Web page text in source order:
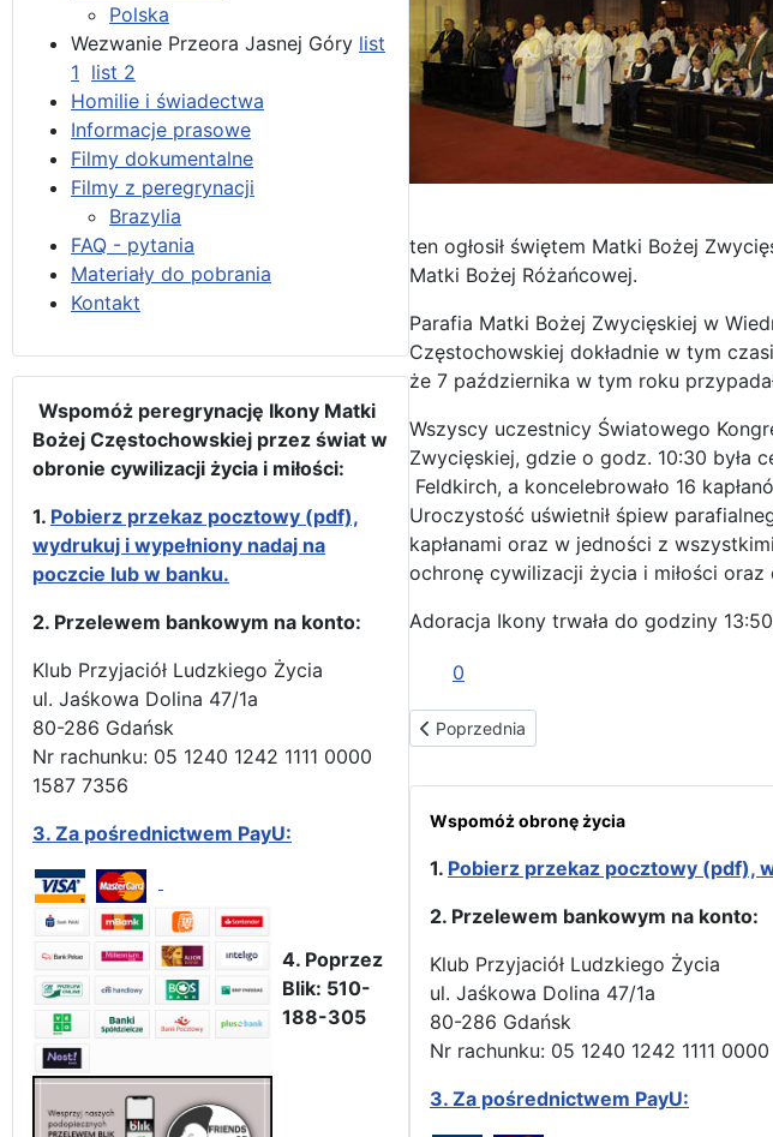
Polska
Wezwanie Przeora Jasnej Góry list
1 list 2
Homilie i świadectwa
Informacje prasowe
Filmy dokumentalne
Filmy z peregrynacji
Brazylia
FAQ - pytania
Materiały do pobrania
Kontakt
Wspomóż peregrynację Ikony Matki
Bożej Częstochowskiej przez świat w
obronie cywilizacji życia i miłości:
1. Pobierz przekaz pocztowy (pdf),
wydrukuj i wypełniony nadaj na
poczcie lub w banku.
2. Przelewem bankowym na konto:
Klub Przyjaciół Ludzkiego Życia
ul. Jaśkowa Dolina 47/1a
80-286 Gdańsk
Nr rachunku: 05 1240 1242 1111 0000
1587 7356
3. Za pośrednictwem PayU:
4. Poprzez
Blik: 510-
188-305
ten ogłosił świętem Matki Bożej
Matki Bożej Różańcowej.
Parafia Matki Bożej Zwycięskiej w
Częstochowskiej dokładnie w tym
że 7 października w tym roku
Wszyscy uczestnicy Światowego
Zwycięskiej, gdzie o godz. 10:30 była
Feldkirch, a koncelebrowało 16
Uroczystość uświetnił śpiew
kapłanami oraz w jedności z
ochronę cywilizacji życia i miłości oraz
Adoracja Ikony trwała do godziny
0
Poprzednia strona: Wiedeń – Królowa Polski
Poprzednia
Wspomóż obronę życia
1. Pobierz przekaz pocztowy (pdf),
2. Przelewem bankowym na konto:
Klub Przyjaciół Ludzkiego Życia
ul. Jaśkowa Dolina 47/1a
80-286 Gdańsk
Nr rachunku: 05 1240 1242 1111
3. Za pośrednictwem PayU: